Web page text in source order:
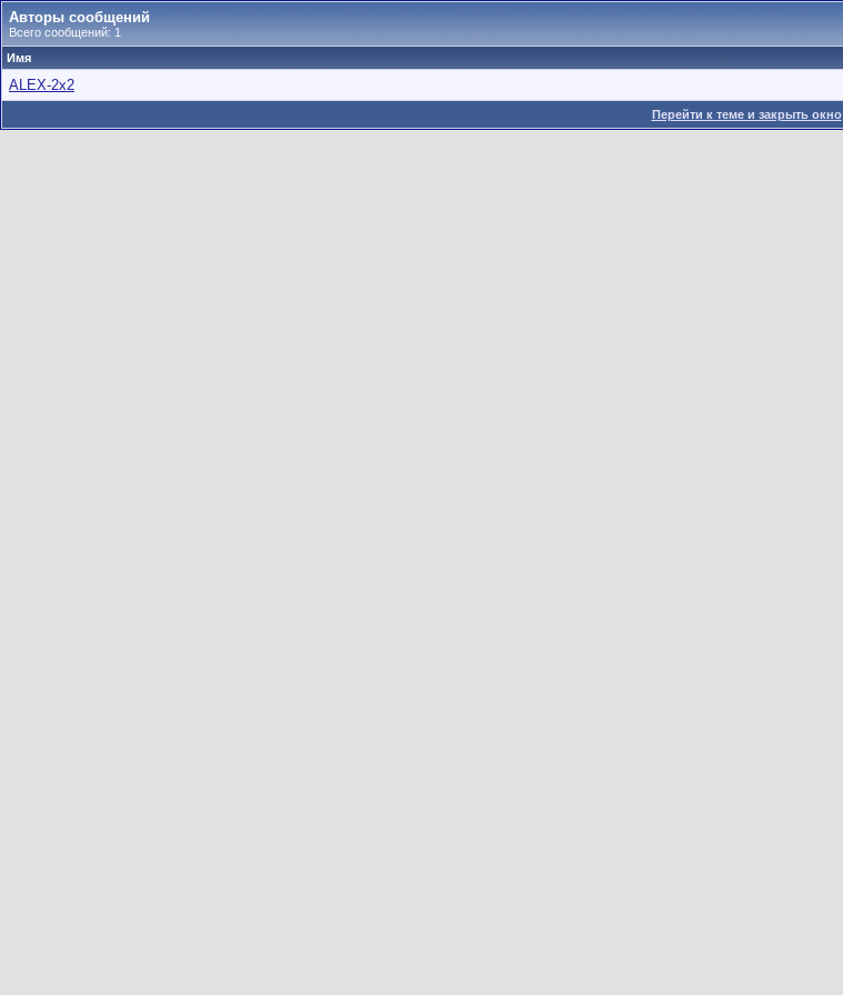
Авторы сообщений
Всего сообщений: 1
Имя
ALEX-2x2
Перейти к теме и закрыть окно